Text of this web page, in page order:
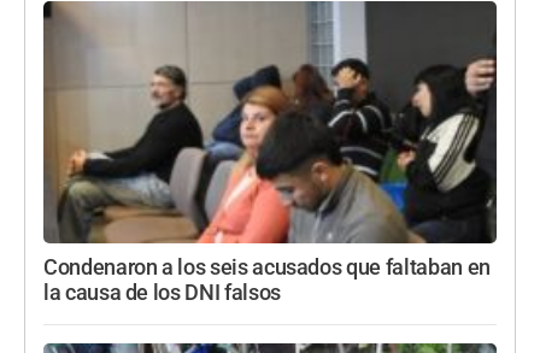
Condenaron a los seis acusados que faltaban en
la causa de los DNI falsos